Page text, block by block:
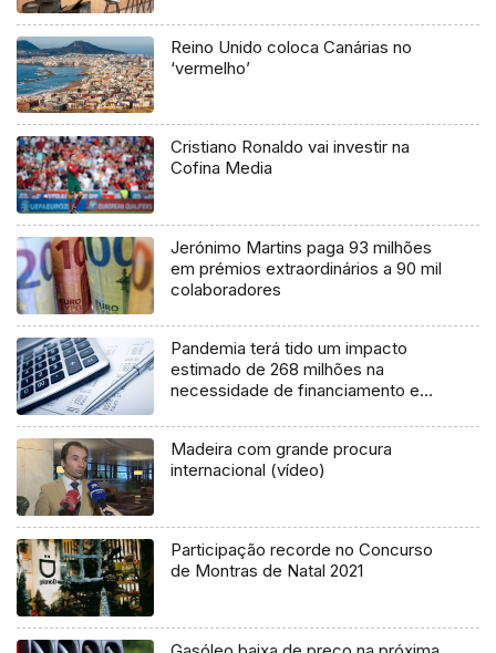
Reino Unido coloca Canárias no
‘vermelho’
Cristiano Ronaldo vai investir na
Cofina Media
Jerónimo Martins paga 93 milhões
em prémios extraordinários a 90 mil
colaboradores
Pandemia terá tido um impacto
estimado de 268 milhões na
necessidade de financiamento em
Madeira com grande procura
internacional (vídeo)
Participação recorde no Concurso
de Montras de Natal 2021